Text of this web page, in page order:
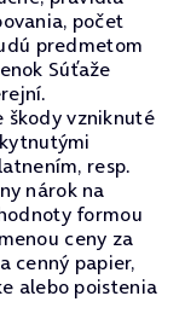
počet
predmetom
Súťaže
škody vzniknuté
resp.
nárok na
formou
ceny za
cenný papier,
alebo poistenia